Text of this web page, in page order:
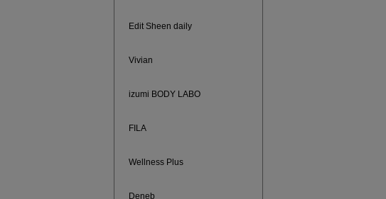
Edit Sheen daily
Vivian
izumi BODY LABO
FILA
Wellness Plus
Deneb